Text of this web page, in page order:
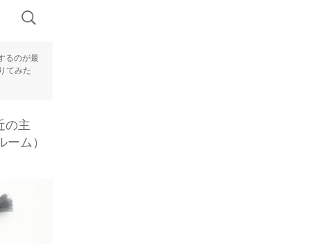
るのが最
てみた
の主
ム）